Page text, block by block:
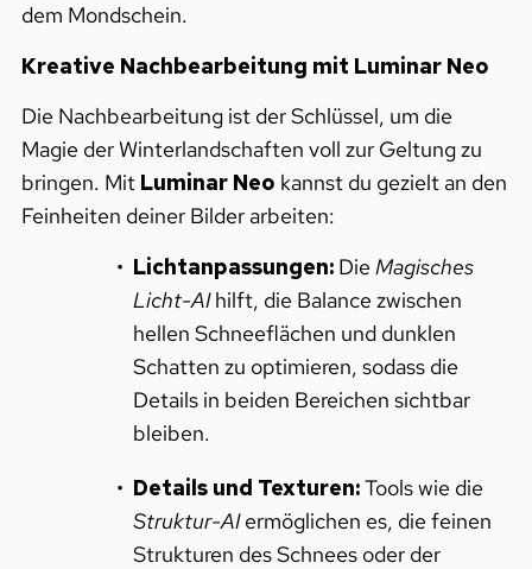
dem Mondschein.
Kreative Nachbearbeitung mit Luminar Neo
Die Nachbearbeitung ist der Schlüssel, um die
Magie der Winterlandschaften voll zur Geltung zu
bringen. Mit Luminar Neo kannst du gezielt an den
Feinheiten deiner Bilder arbeiten:
Lichtanpassungen:DieMagisches
Licht-AIhilft, die Balance zwischen
hellen Schneeflächen und dunklen
Schatten zu optimieren, sodass die
Details in beiden Bereichen sichtbar
bleiben.
Details und Texturen:Tools wie die
Struktur-AIermöglichen es, die feinen
Strukturen des Schnees oder der